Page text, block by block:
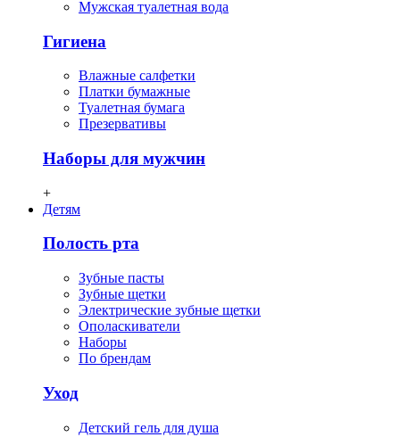
Мужская туалетная вода
Гигиена
Влажные салфетки
Платки бумажные
Туалетная бумага
Презервативы
Наборы для мужчин
+
Детям
Полость рта
Зубные пасты
Зубные щетки
Электрические зубные щетки
Ополаскиватели
Наборы
По брендам
Уход
Детский гель для душа